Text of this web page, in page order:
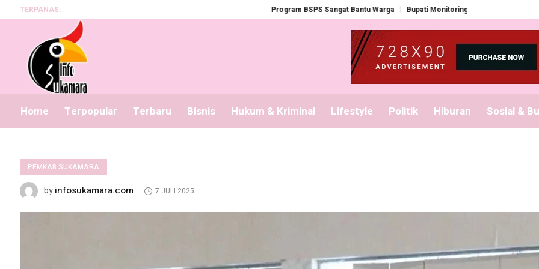
TERPANAS: Program BSPS Sangat Bantu Warga Bupati Monitoring Pembagian Seragam Gratis
Home Terpopular Terbaru Bisnis Hukum & Kriminal Lifestyle Politik Hiburan Sosial &
PEMKAB SUKAMARA
byinfosukamara.com 7 JULI 2025